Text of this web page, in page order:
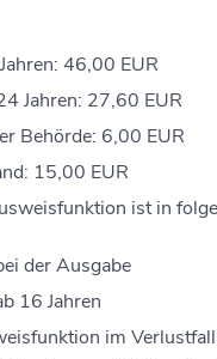
46,00 EUR
Jahren: 27,60 EUR
Behörde: 6,00 EUR
15,00 EUR
ist in
der Ausgabe
16 Jahren
im Verlustfall